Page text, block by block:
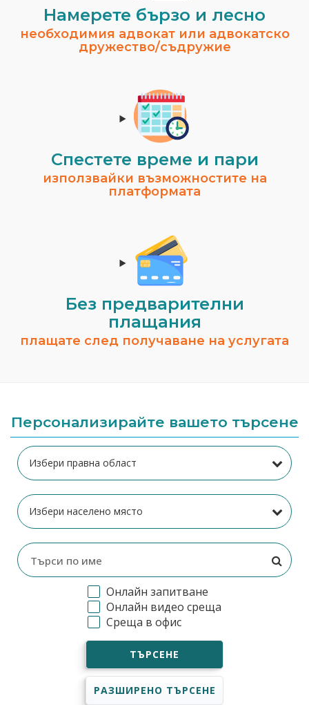
Намерете бързо и лесно
необходимия адвокат или адвокатско
дружество/съдружие
Спестeте време и пари
използвайки възможностите на
платформата
Без предварителни
плащания
плащате след получаване на услугата
Персонализирайте вашето търсене
Онлайн запитване
Онлайн видео среща
Среща в офис
ТЪРСЕНЕ
РАЗШИРЕНО ТЪРСЕНЕ